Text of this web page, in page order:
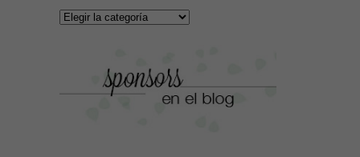
Categorías